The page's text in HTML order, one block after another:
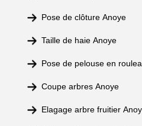
Pose de clôture Anoye
Taille de haie Anoye
Pose de pelouse en
Coupe arbres Anoye
Elagage arbre fruitier